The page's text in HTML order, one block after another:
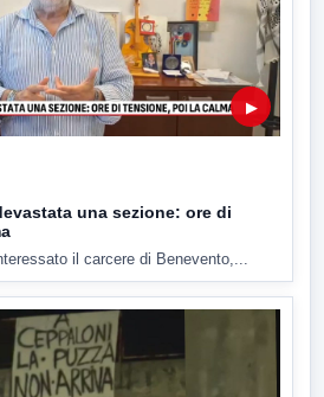
▶
una sezione: ore di
il carcere di Benevento,...